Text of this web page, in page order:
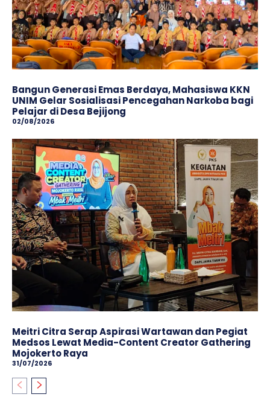
Bangun Generasi Emas Berdaya, Mahasiswa KKN
UNIM Gelar Sosialisasi Pencegahan Narkoba bagi
Pelajar di Desa Bejijong
02/08/2026
Meitri Citra Serap Aspirasi Wartawan dan Pegiat
Medsos Lewat Media-Content Creator Gathering
Mojokerto Raya
31/07/2026